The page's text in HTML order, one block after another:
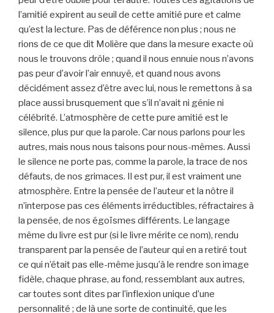
l’amitié expirent au seuil de cette amitié pure et calme
qu’est la lecture. Pas de déférence non plus ; nous ne
rions de ce que dit Molière que dans la mesure exacte où
nous le trouvons drôle ; quand il nous ennuie nous n’avons
pas peur d’avoir l’air ennuyé, et quand nous avons
décidément assez d’être avec lui, nous le remettons à sa
place aussi brusquement que s’il n’avait ni génie ni
célébrité. L’atmosphère de cette pure amitié est le
silence, plus pur que la parole. Car nous parlons pour les
autres, mais nous nous taisons pour nous-mêmes. Aussi
le silence ne porte pas, comme la parole, la trace de nos
défauts, de nos grimaces. Il est pur, il est vraiment une
atmosphère. Entre la pensée de l’auteur et la nôtre il
n’interpose pas ces éléments irréductibles, réfractaires à
la pensée, de nos égoïsmes différents. Le langage
même du livre est pur (si le livre mérite ce nom), rendu
transparent par la pensée de l’auteur qui en a retiré tout
ce qui n’était pas elle-même jusqu’à le rendre son image
fidèle, chaque phrase, au fond, ressemblant aux autres,
car toutes sont dites par l’inflexion unique d’une
personnalité ; de là une sorte de continuité, que les